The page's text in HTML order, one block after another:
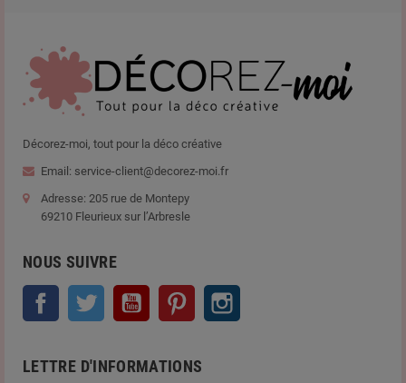
Décorez-moi, tout pour la déco créative
Email: service-client@decorez-moi.fr
Adresse: 205 rue de Montepy
69210 Fleurieux sur l’Arbresle
NOUS SUIVRE
Facebook Twitter YouTube Pinterest
LETTRE D'INFORMATIONS